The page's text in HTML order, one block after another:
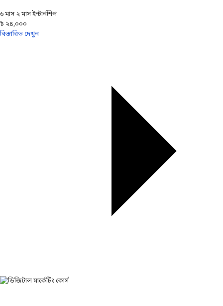
৬ মাস ২ মাস ইন্টার্নশিপ
৳ ২৪,০০০
বিস্তারিত দেখুন